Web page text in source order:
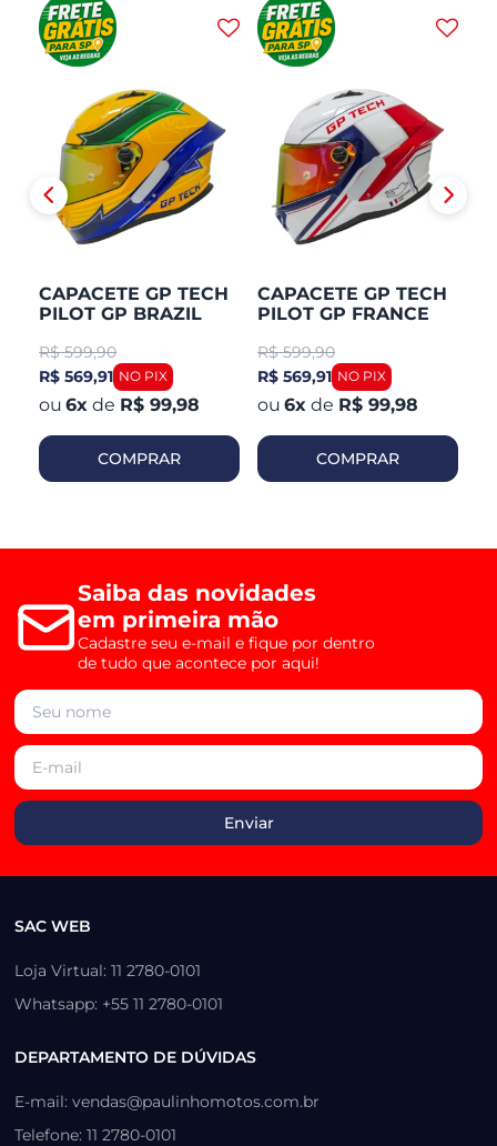
CAPACETE GP TECH
PILOT GP BRAZIL
R$ 599,90
R$ 569,91
6x de R$ 99,98
COMPRAR
CAPACETE GP TECH
PILOT GP FRANCE
R$ 599,90
R$ 569,91
6x de R$ 99,98
COMPRAR
Saiba das novidades
em primeira mão
Cadastre seu e-mail e fique por dentro
de tudo que acontece por aqui!
SAC WEB
Loja Virtual: 11 2780-0101
Whatsapp: +55 11 2780-0101
DEPARTAMENTO DE DÚVIDAS
E-mail: vendas@paulinhomotos.com.br
Telefone: 11 2780-0101